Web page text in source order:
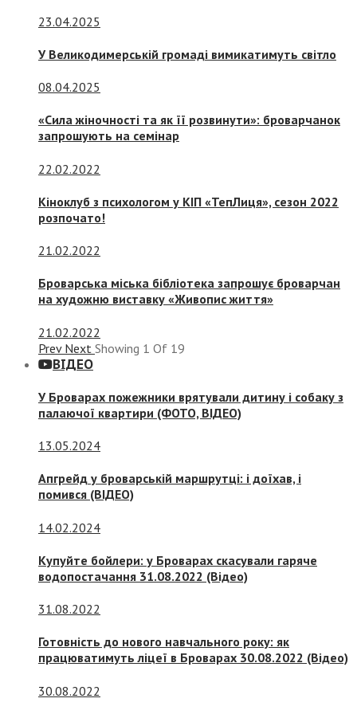
23.04.2025
У Великодимерській громаді вимикатимуть світло
08.04.2025
«Сила жіночності та як її розвинути»: броварчанок
запрошують на семінар
22.02.2022
Кіноклуб з психологом у КІП «ТепЛиця», сезон 2022
розпочато!
21.02.2022
Броварська міська бібліотека запрошує броварчан
на художню виставку «Живопис життя»
21.02.2022
Prev Next Showing 1 Of 19
ВІДЕО
У Броварах пожежники врятували дитину і собаку з
палаючої квартири (ФОТО, ВІДЕО)
13.05.2024
Апгрейд у броварській маршрутці: і доїхав, і
помився (ВІДЕО)
14.02.2024
Купуйте бойлери: у Броварах скасували гаряче
водопостачання 31.08.2022 (Відео)
31.08.2022
Готовність до нового навчального року: як
працюватимуть ліцеї в Броварах 30.08.2022 (Відео)
30.08.2022